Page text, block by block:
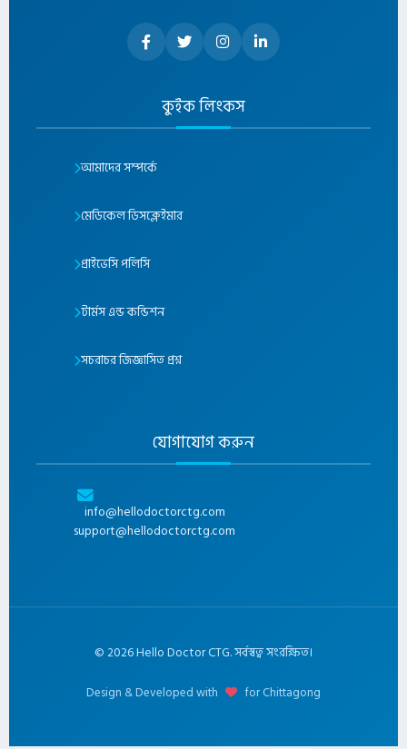
কুইক লিংকস
আমাদের সম্পর্কে
মেডিকেল ডিসক্লেইমার
প্রাইভেসি পলিসি
টার্মস এন্ড কন্ডিশন
সচরাচর জিজ্ঞাসিত প্রশ্ন
যোগাযোগ করুন
info@hellodoctorctg.com
support@hellodoctorctg.com
©2026Hello Doctor CTG. সর্বস্বত্ব সংরক্ষিত।
Design & Developed with for Chittagong